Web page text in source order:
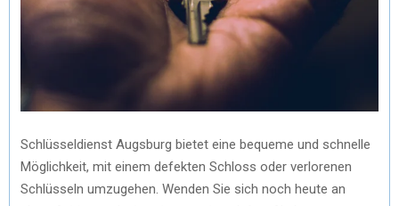
Schlüsseldienst Augsburg bietet eine bequeme und schnelle
Möglichkeit, mit einem defekten Schloss oder verlorenen
Schlüsseln umzugehen. Wenden Sie sich noch heute an